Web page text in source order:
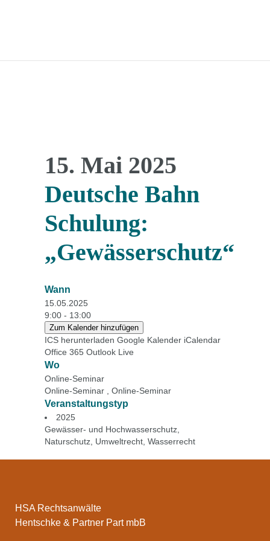
15. Mai 2025
Deutsche Bahn
Schulung:
„Gewässerschutz“
Wann
15.05.2025
9:00 - 13:00
Zum Kalender hinzufügen
ICS herunterladen Google Kalender iCalendar
Office 365 Outlook Live
Wo
Online-Seminar
Online-Seminar , Online-Seminar
Veranstaltungstyp
2025
Gewässer- und Hochwasserschutz
Naturschutz Umweltrecht Wasserrecht
HSA Rechtsanwälte
Hentschke & Partner Part mbB